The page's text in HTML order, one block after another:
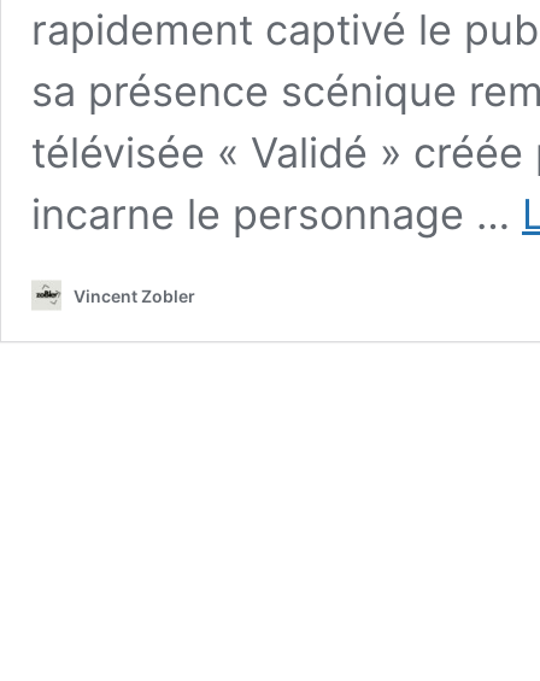
rapidement captivé le
sa présence scénique
télévisée « Validé »
incarne le personnage …
Vincent Zobler